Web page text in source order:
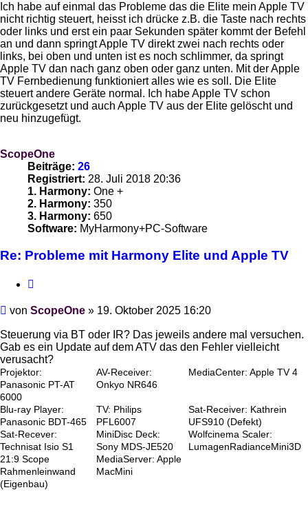
Ich habe auf einmal das Probleme das die Elite mein Apple TV
nicht richtig steuert, heisst ich drücke z.B. die Taste nach rechts
oder links und erst ein paar Sekunden später kommt der Befehl
an und dann springt Apple TV direkt zwei nach rechts oder
links, bei oben und unten ist es noch schlimmer, da springt
Apple TV dan nach ganz oben oder ganz unten. Mit der Apple
TV Fernbedienung funktioniert alles wie es soll. Die Elite
steuert andere Geräte normal. Ich habe Apple TV schon
zurückgesetzt und auch Apple TV aus der Elite gelöscht und
neu hinzugefügt.
ScopeOne
Beiträge: 26
Registriert: 28. Juli 2018 20:36
1. Harmony: One +
2. Harmony: 350
3. Harmony: 650
Software: MyHarmony+PC-Software
Re: Probleme mit Harmony Elite und Apple TV
Beitrag
von ScopeOne » 19. Oktober 2025 16:20
Steuerung via BT oder IR? Das jeweils andere mal versuchen.
Gab es ein Update auf dem ATV das den Fehler vielleicht
verusacht?
Projektor:
Panasonic PT-AT
6000
AV-Receiver:
Onkyo NR646
MediaCenter: Apple TV 4
Blu-ray Player:
Panasonic BDT-465
TV: Philips
PFL6007
Sat-Receiver: Kathrein
UFS910 (Defekt)
Sat-Recever:
Technisat Isio S1
MiniDisc Deck:
Sony MDS-JE520
Wolfcinema Scaler:
LumagenRadianceMini3D
21:9 Scope
Rahmenleinwand
(Eigenbau)
MediaServer: Apple
MacMini